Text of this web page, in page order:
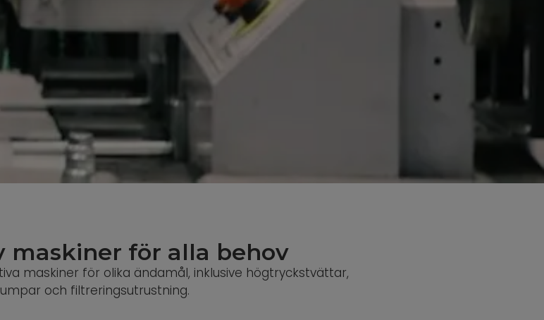
maskiner för alla behov
maskiner för olika ändamål, inklusive högtryckstvättar,
och filtreringsutrustning.